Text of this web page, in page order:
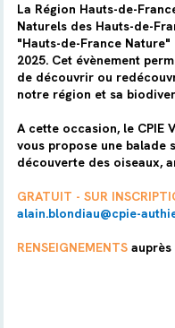
La Région Hauts-de-
Naturels des Hauts-de-
"Hauts-de-France
2025. Cet évènement
de découvrir ou
notre région et sa
A cette occasion, le CPIE
vous propose une balade
découverte des oiseaux,
GRATUIT - SUR
alain.blondiau@cpie-
RENSEIGNEMENTSauprès